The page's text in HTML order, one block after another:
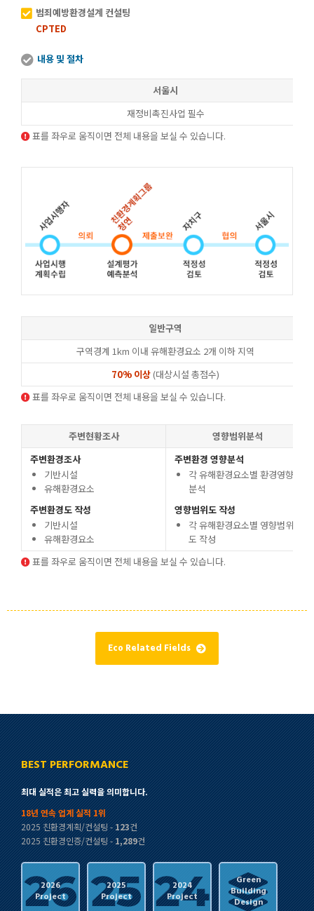
범죄예방환경설계 컨설팅
CPTED
내용 및 절차
서울시
재정비촉진사업 필수
표를 좌우로 움직이면 전체 내용을 보실 수 있습니다.
일반구역
구역경계 1km 이내 유해환경요소 2개 이하 지역
70% 이상 (대상시설 총점수)
표를 좌우로 움직이면 전체 내용을 보실 수 있습니다.
주변현황조사
영향범위분석
주변환경조사
기반시설
유해환경요소
주변환경도 작성
기반시설
유해환경요소
주변환경 영향분석
각 유해환경요소별 환경영향
분석
영향범위도 작성
각 유해환경요소별 영향범위
도 작성
표를 좌우로 움직이면 전체 내용을 보실 수 있습니다.
Eco Related Fields
BEST PERFORMANCE
최대 실적은 최고 실력을 의미합니다.
18년 연속 업계 실적 1위
2025 친환경계획/컨설팅 -123건
2025 친환경인증/컨설팅 -1,289건
2026
Project
2025
Project
2024
Project
Green
Building
Design